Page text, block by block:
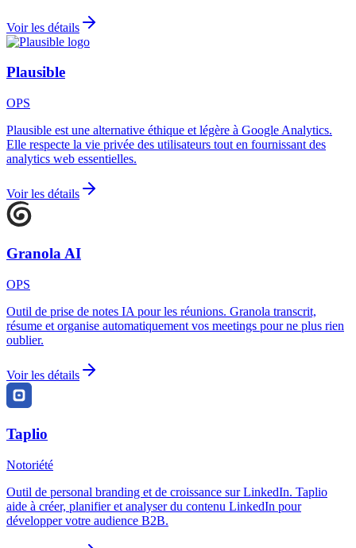
Voir les détails
Plausible
OPS
Plausible est une alternative éthique et légère à Google Analytics.
Elle respecte la vie privée des utilisateurs tout en fournissant des
analytics web essentielles.
Voir les détails
Granola AI
OPS
Outil de prise de notes IA pour les réunions. Granola transcrit,
résume et organise automatiquement vos meetings pour ne plus rien
oublier.
Voir les détails
Taplio
Notoriété
Outil de personal branding et de croissance sur LinkedIn. Taplio
aide à créer, planifier et analyser du contenu LinkedIn pour
développer votre audience B2B.